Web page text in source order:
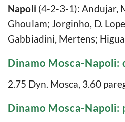
Napoli (4-2-3-1): Andujar,
Ghoulam; Jorginho, D.
Gabbiadini, Mertens;
Dinamo Mosca-Napoli:
2.75 Dyn. Mosca, 3.60
Dinamo Mosca-Napoli: